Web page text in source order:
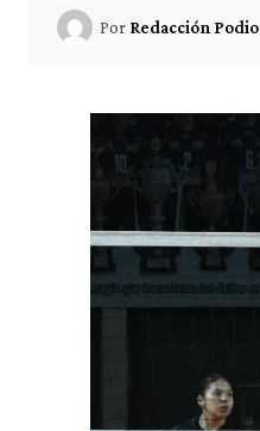
Por Redacción Podio